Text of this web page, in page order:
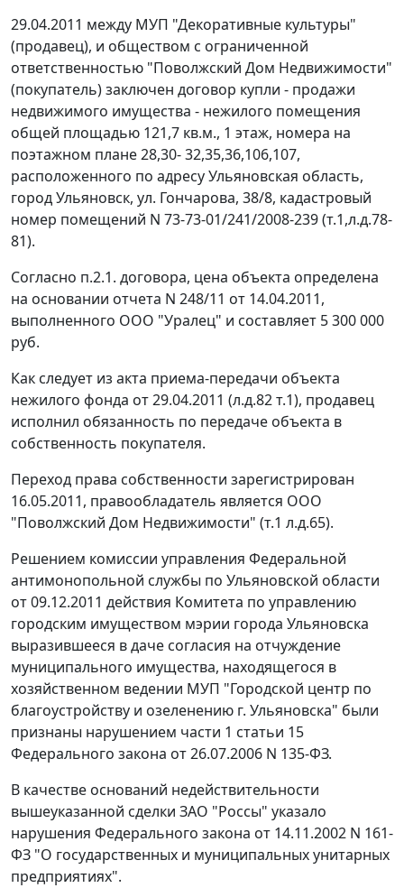
29.04.2011 между МУП "Декоративные культуры"
(продавец), и обществом с ограниченной
ответственностью "Поволжский Дом Недвижимости"
(покупатель) заключен договор купли - продажи
недвижимого имущества - нежилого помещения
общей площадью 121,7 кв.м., 1 этаж, номера на
поэтажном плане 28,30- 32,35,36,106,107,
расположенного по адресу Ульяновская область,
город Ульяновск, ул. Гончарова, 38/8, кадастровый
номер помещений N 73-73-01/241/2008-239 (т.1,л.д.78-
81).
Согласно п.2.1. договора, цена объекта определена
на основании отчета N 248/11 от 14.04.2011,
выполненного ООО "Уралец" и составляет 5 300 000
руб.
Как следует из акта приема-передачи объекта
нежилого фонда от 29.04.2011 (л.д.82 т.1), продавец
исполнил обязанность по передаче объекта в
собственность покупателя.
Переход права собственности зарегистрирован
16.05.2011, правообладатель является ООО
"Поволжский Дом Недвижимости" (т.1 л.д.65).
Решением комиссии управления Федеральной
антимонопольной службы по Ульяновской области
от 09.12.2011 действия Комитета по управлению
городским имуществом мэрии города Ульяновска
выразившееся в даче согласия на отчуждение
муниципального имущества, находящегося в
хозяйственном ведении МУП "Городской центр по
благоустройству и озеленению г. Ульяновска" были
признаны нарушением части 1 статьи 15
Федерального закона от 26.07.2006 N 135-ФЗ.
В качестве оснований недействительности
вышеуказанной сделки ЗАО "Россы" указало
нарушения Федерального закона от 14.11.2002 N 161-
ФЗ "О государственных и муниципальных унитарных
предприятиях".